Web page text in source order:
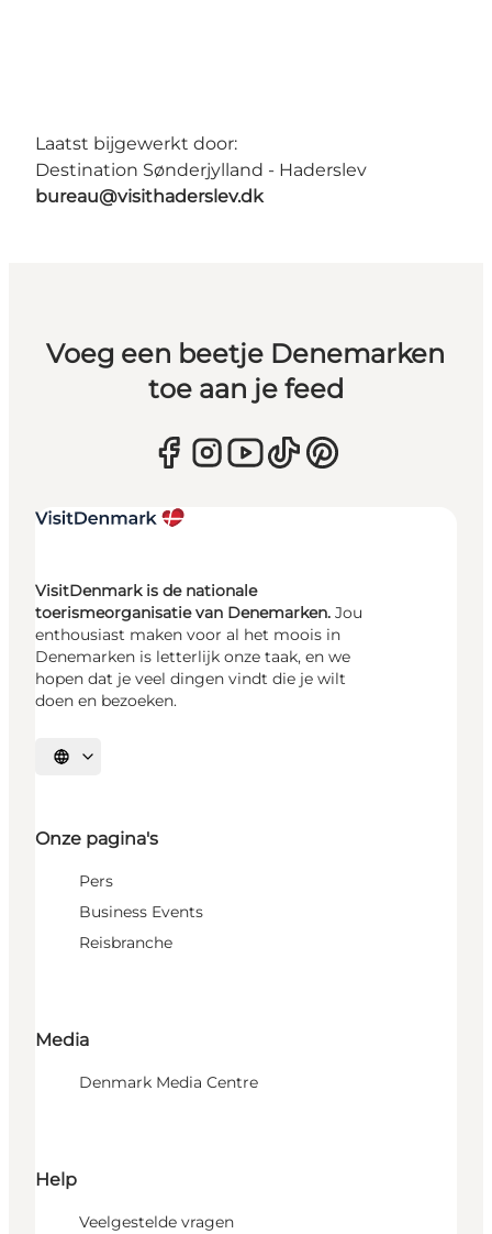
Laatst bijgewerkt door:
Destination Sønderjylland - Haderslev
bureau@visithaderslev.dk
Voeg een beetje Denemarken
toe aan je feed
VisitDenmark is de nationale
toerismeorganisatie van Denemarken. Jou
enthousiast maken voor al het moois in
Denemarken is letterlijk onze taak, en we
hopen dat je veel dingen vindt die je wilt
doen en bezoeken.
Selecteer taal
Onze pagina's
Pers
Business Events
Reisbranche
Media
Denmark Media Centre
Help
Veelgestelde vragen